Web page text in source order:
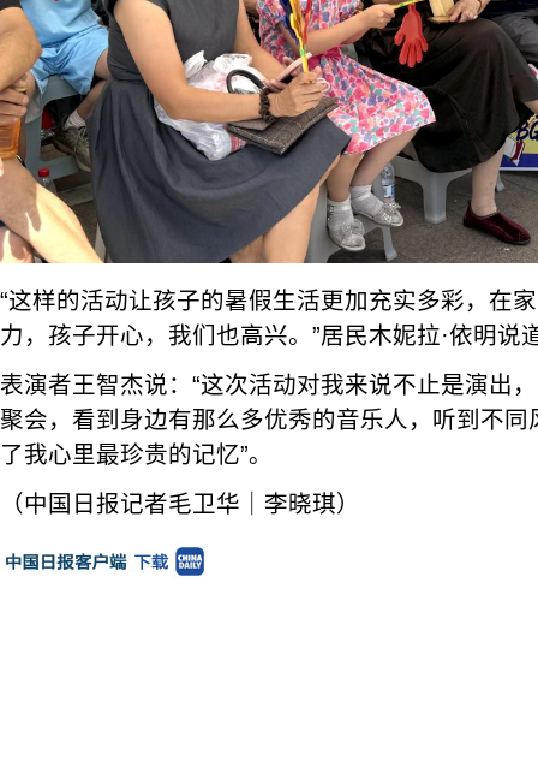
“这样的活动让孩子的暑假生活更加充实多彩，在
力，孩子开心，我们也高兴。”居民木妮拉·依明说
表演者王智杰说：“这次活动对我来说不止是演出
聚会，看到身边有那么多优秀的音乐人，听到不
了我心里最珍贵的记忆”。
（中国日报记者毛卫华｜李晓琪）